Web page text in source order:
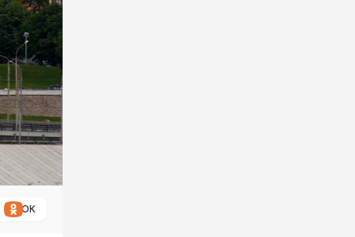
ОК